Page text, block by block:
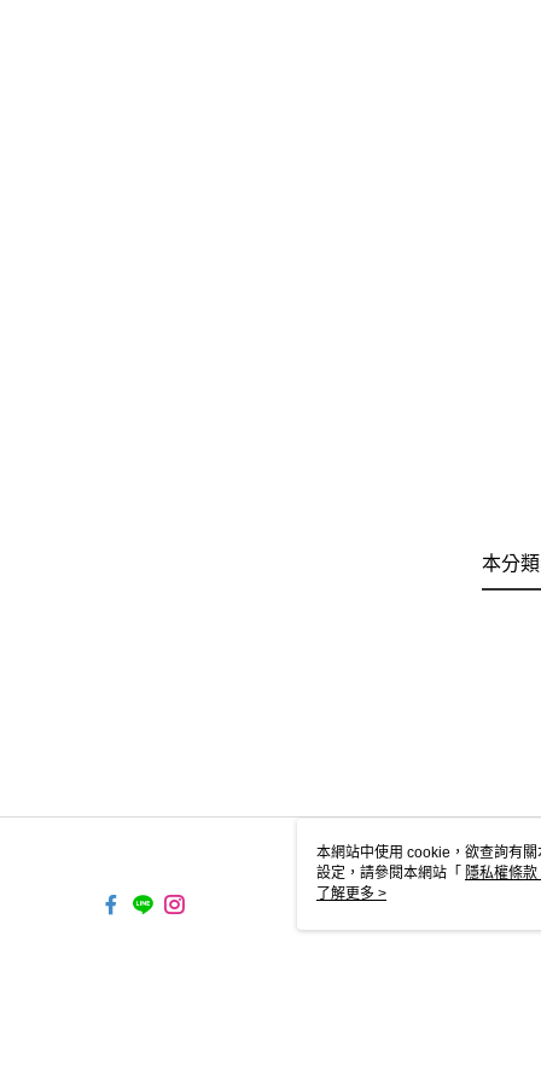
本分
本網站中使用 cookie，欲查詢有
設定，請參閱本網站「 隱私權條款
使用 cookie。
了解更多 >